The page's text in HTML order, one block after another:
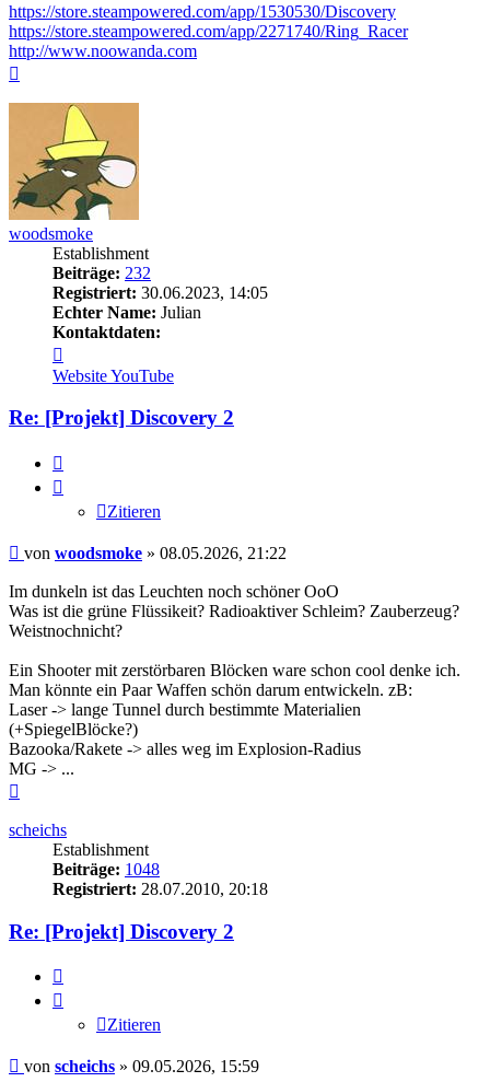
https://store.steampowered.com/app/1530530/Discovery
https://store.steampowered.com/app/2271740/Ring_Racer
http://www.noowanda.com
woodsmoke
Establishment
Beiträge: 232
Registriert: 30.06.2023, 14:05
Echter Name: Julian
Kontaktdaten:
von
woodsmoke
WebsiteYouTube
Re: [Projekt] Discovery 2
Zitieren
Beitrag
von woodsmoke » 08.05.2026, 21:22
Im dunkeln ist das Leuchten noch schöner OoO
Was ist die grüne Flüssikeit? Radioaktiver Schleim? Zauberzeug?
Weistnochnicht?
Ein Shooter mit zerstörbaren Blöcken ware schon cool denke ich.
Man könnte ein Paar Waffen schön darum entwickeln. zB:
Laser -> lange Tunnel durch bestimmte Materialien
(+SpiegelBlöcke?)
Bazooka/Rakete -> alles weg im Explosion-Radius
MG -> ...
scheichs
Establishment
Beiträge: 1048
Registriert: 28.07.2010, 20:18
Re: [Projekt] Discovery 2
Zitieren
Beitrag
von scheichs » 09.05.2026, 15:59